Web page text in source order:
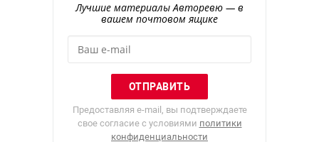
Лучшие материалы Авторевю — в
вашем почтовом ящике
Предоставляя e-mail, вы подтверждаете
свое согласие с условиями политики
конфиденциальности